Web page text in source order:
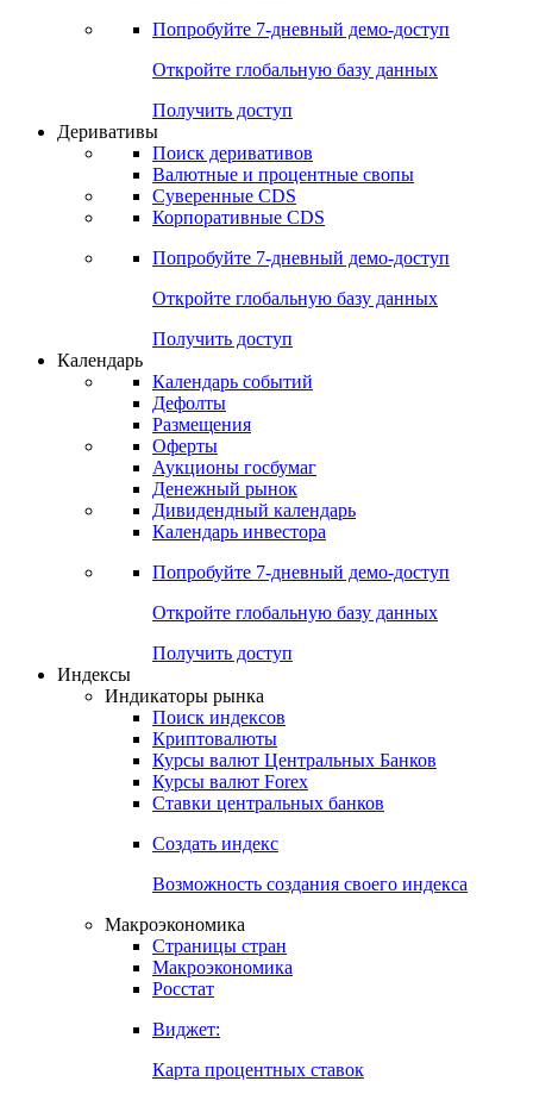
Попробуйте 7-дневный демо-доступ
Откройте глобальную базу данных
Получить доступ
Деривативы
Поиск деривативов
Валютные и процентные свопы
Суверенные CDS
Корпоративные CDS
Попробуйте 7-дневный демо-доступ
Откройте глобальную базу данных
Получить доступ
Календарь
Календарь событий
Дефолты
Размещения
Оферты
Аукционы госбумаг
Денежный рынок
Дивидендный календарь
Календарь инвестора
Попробуйте 7-дневный демо-доступ
Откройте глобальную базу данных
Получить доступ
Индексы
Индикаторы рынка
Поиск индексов
Криптовалюты
Курсы валют Центральных Банков
Курсы валют Forex
Ставки центральных банков
Создать индекс
Возможность создания своего индекса
Макроэкономика
Страницы стран
Макроэкономика
Росстат
Виджет:
Карта процентных ставок